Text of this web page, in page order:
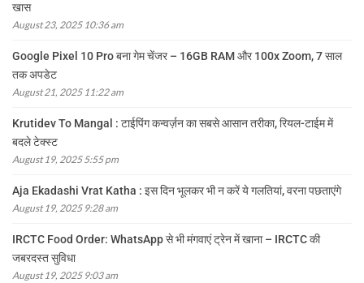
खास
August 23, 2025 10:36 am
Google Pixel 10 Pro बना गेम चेंजर – 16GB RAM और 100x Zoom, 7 साल
तक अपडेट
August 21, 2025 11:22 am
Krutidev To Mangal : टाईपिंग कन्वर्ज़न का सबसे आसान तरीका, रियल-टाईम में
बदले टेक्स्ट
August 19, 2025 5:55 pm
Aja Ekadashi Vrat Katha : इस दिन भूलकर भी न करें ये गलतियां, वरना पछताएंगे
August 19, 2025 9:28 am
IRCTC Food Order: WhatsApp से भी मंगवाएं ट्रेन में खाना – IRCTC की
जबरदस्त सुविधा
August 19, 2025 9:03 am